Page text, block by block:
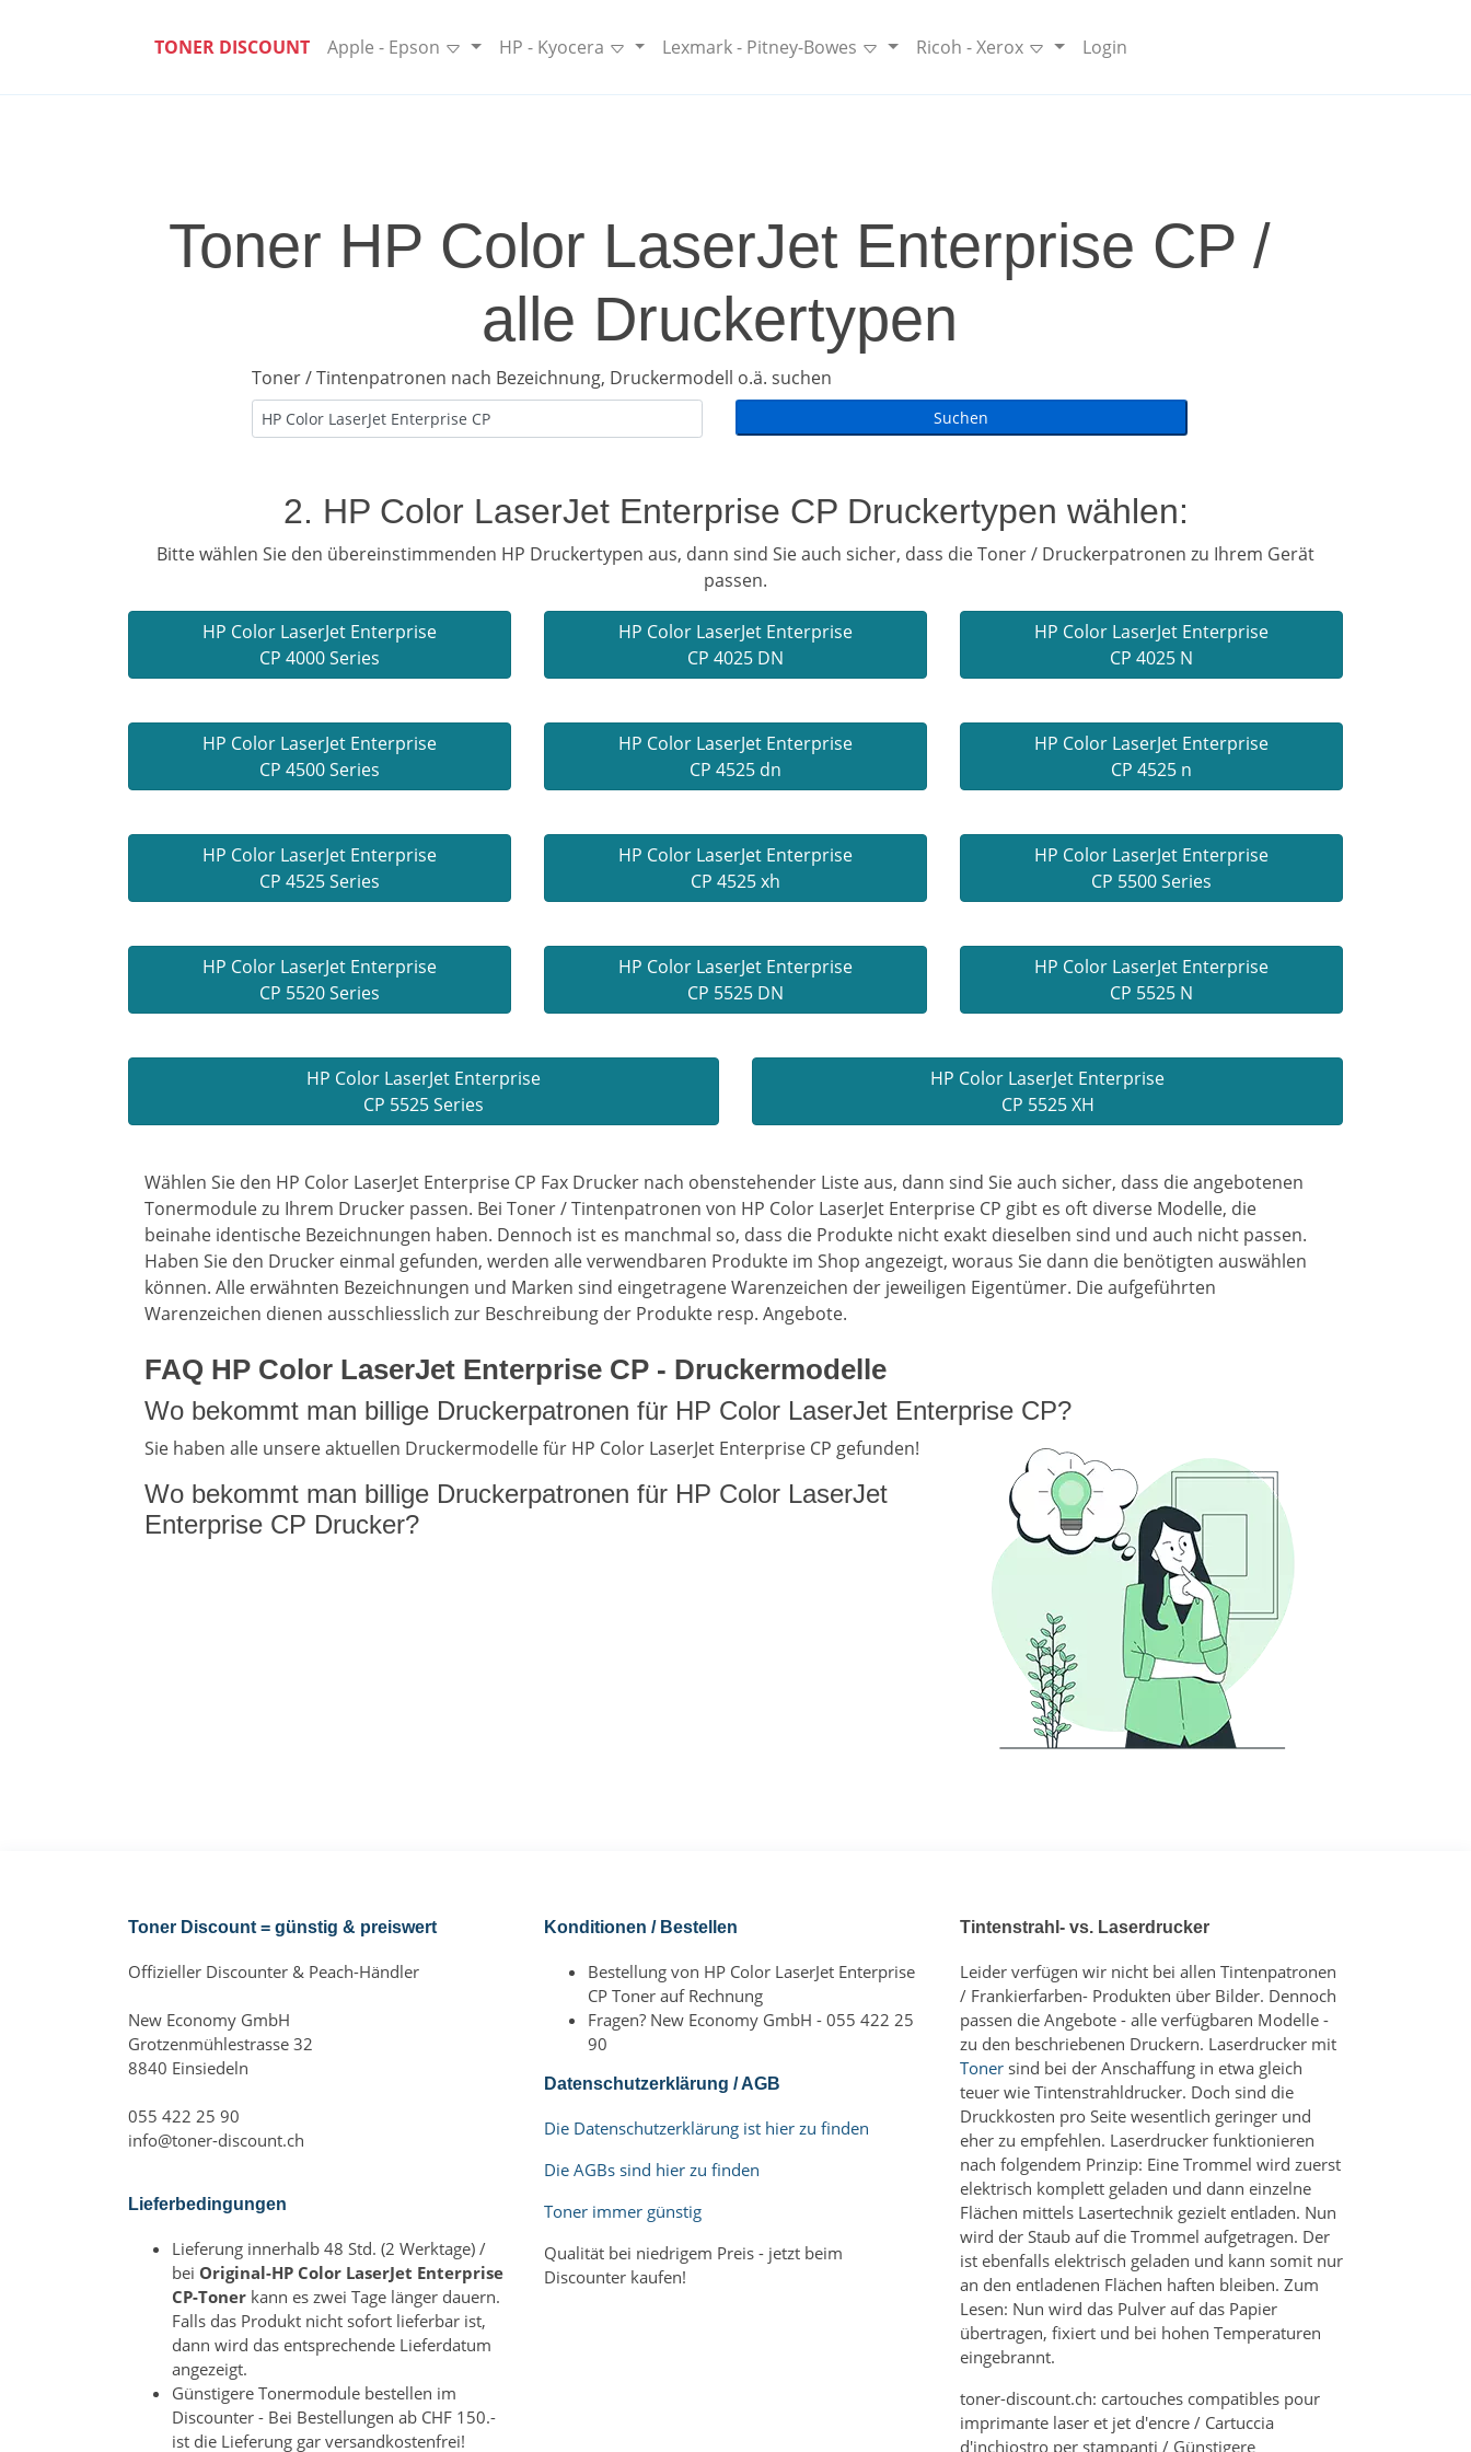
TONER DISCOUNT Apple - Epson HP - Kyocera Lexmark - Pitney-Bowes Ricoh - Xerox Login
Toner HP Color LaserJet Enterprise CP /
alle Druckertypen
Toner / Tintenpatronen nach Bezeichnung, Druckermodell o.ä. suchen
2. HP Color LaserJet Enterprise CP Druckertypen wählen:
Bitte wählen Sie den übereinstimmenden HP Druckertypen aus, dann sind Sie auch sicher, dass die Toner / Druckerpatronen zu Ihrem Gerät
passen.
HP Color LaserJet Enterprise
CP 4000 Series
HP Color LaserJet Enterprise
CP 4025 DN
HP Color LaserJet Enterprise
CP 4025 N
HP Color LaserJet Enterprise
CP 4500 Series
HP Color LaserJet Enterprise
CP 4525 dn
HP Color LaserJet Enterprise
CP 4525 n
HP Color LaserJet Enterprise
CP 4525 Series
HP Color LaserJet Enterprise
CP 4525 xh
HP Color LaserJet Enterprise
CP 5500 Series
HP Color LaserJet Enterprise
CP 5520 Series
HP Color LaserJet Enterprise
CP 5525 DN
HP Color LaserJet Enterprise
CP 5525 N
HP Color LaserJet Enterprise
CP 5525 Series
HP Color LaserJet Enterprise
CP 5525 XH
Wählen Sie den HP Color LaserJet Enterprise CP Fax Drucker nach obenstehender Liste aus, dann sind Sie auch sicher, dass die angebotenen
Tonermodule zu Ihrem Drucker passen. Bei Toner / Tintenpatronen von HP Color LaserJet Enterprise CP gibt es oft diverse Modelle, die
beinahe identische Bezeichnungen haben. Dennoch ist es manchmal so, dass die Produkte nicht exakt dieselben sind und auch nicht passen.
Haben Sie den Drucker einmal gefunden, werden alle verwendbaren Produkte im Shop angezeigt, woraus Sie dann die benötigten auswählen
können. Alle erwähnten Bezeichnungen und Marken sind eingetragene Warenzeichen der jeweiligen Eigentümer. Die aufgeführten
Warenzeichen dienen ausschliesslich zur Beschreibung der Produkte resp. Angebote.
FAQ HP Color LaserJet Enterprise CP - Druckermodelle
Wo bekommt man billige Druckerpatronen für HP Color LaserJet Enterprise CP?
Sie haben alle unsere aktuellen Druckermodelle für HP Color LaserJet Enterprise CP gefunden!
Wo bekommt man billige Druckerpatronen für HP Color LaserJet
Enterprise CP Drucker?
Toner Discount = günstig & preiswert
Offizieller Discounter & Peach-Händler
New Economy GmbH
Grotzenmühlestrasse 32
8840 Einsiedeln
055 422 25 90
info@toner-discount.ch
Lieferbedingungen
Lieferung innerhalb 48 Std. (2 Werktage) /
bei Original-HP Color LaserJet Enterprise
CP-Toner kann es zwei Tage länger dauern.
Falls das Produkt nicht sofort lieferbar ist,
dann wird das entsprechende Lieferdatum
angezeigt.
Günstigere Tonermodule bestellen im
Discounter - Bei Bestellungen ab CHF 150.-
ist die Lieferung gar versandkostenfrei!
Konditionen / Bestellen
Bestellung von HP Color LaserJet Enterprise
CP Toner auf Rechnung
Fragen? New Economy GmbH - 055 422 25
90
Datenschutzerklärung / AGB
Die Datenschutzerklärung ist hier zu finden
Die AGBs sind hier zu finden
Toner immer günstig
Qualität bei niedrigem Preis - jetzt beim
Discounter kaufen!
Tintenstrahl- vs. Laserdrucker
Leider verfügen wir nicht bei allen Tintenpatronen
/ Frankierfarben- Produkten über Bilder. Dennoch
passen die Angebote - alle verfügbaren Modelle -
zu den beschriebenen Druckern. Laserdrucker mit
Toner sind bei der Anschaffung in etwa gleich
teuer wie Tintenstrahldrucker. Doch sind die
Druckkosten pro Seite wesentlich geringer und
eher zu empfehlen. Laserdrucker funktionieren
nach folgendem Prinzip: Eine Trommel wird zuerst
elektrisch komplett geladen und dann einzelne
Flächen mittels Lasertechnik gezielt entladen. Nun
wird der Staub auf die Trommel aufgetragen. Der
ist ebenfalls elektrisch geladen und kann somit nur
an den entladenen Flächen haften bleiben. Zum
Lesen: Nun wird das Pulver auf das Papier
übertragen, fixiert und bei hohen Temperaturen
eingebrannt.
toner-discount.ch: cartouches compatibles pour
imprimante laser et jet d'encre / Cartuccia
d'inchiostro per stampanti / Günstigere